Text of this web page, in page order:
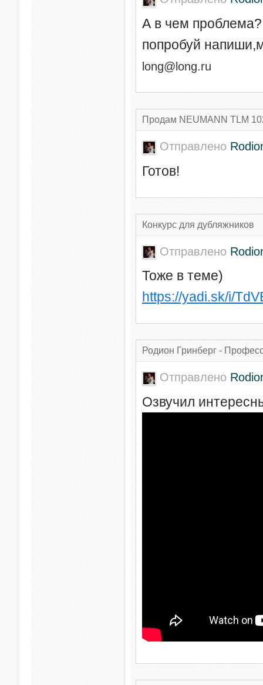
А в чем проблема?
попробуй
long@long.ru
Продам NEUMANN TLM
Отправлено
Готов!
Конкурс для дубляжников
Отправлено
Тоже в теме)
https://yadi.sk/i/
Родион Гринберг -
Отправлено
Озвучил